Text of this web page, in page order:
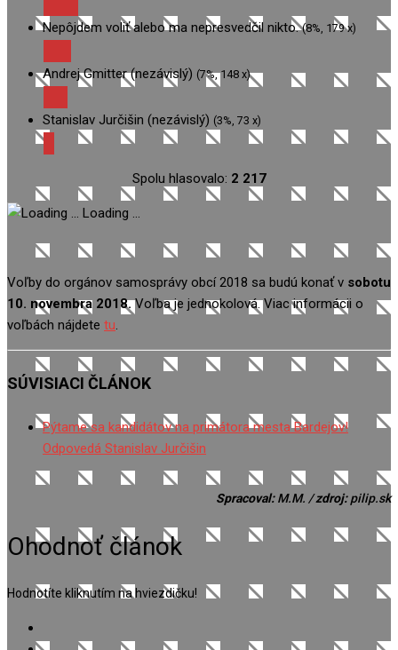
Nepôjdem voliť alebo ma nepresvedčil nikto.(8%, 179 x)
Andrej Gmitter (nezávislý) (7%, 148 x)
Stanislav Jurčišin (nezávislý) (3%, 73 x)
Spolu hlasovalo: 2 217
Loading ...
Voľby do orgánov samosprávy obcí 2018 sa budú konať v sobotu
10. novembra 2018.Voľba je jednokolová. Viac informácii o
voľbách nájdete tu.
SÚVISIACI ČLÁNOK
Pýtame sa kandidátov na primátora mesta Bardejov!
Odpovedá Stanislav Jurčišin
Spracoval:M.M. /zdroj:pilip.sk
Ohodnoť článok
Hodnotíte kliknutím na hviezdičku!